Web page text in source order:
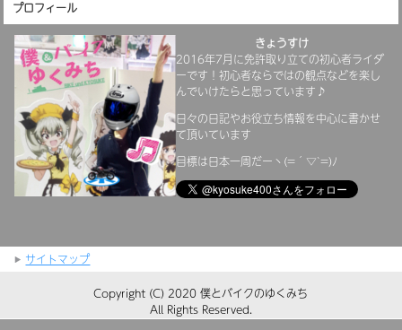
プロフィール
きょうすけ
2016年7月に免許取り立ての初心者ライダ
ーです！初心者ならではの観点などを楽し
んでいけたらと思っています♪
日々の日記やお役立ち情報を中心に書かせ
て頂いています
目標は日本一周だーヽ(=´▽`=)ﾉ
サイトマップ
Copyright (C) 2020 僕とバイクのゆくみち
All Rights Reserved.